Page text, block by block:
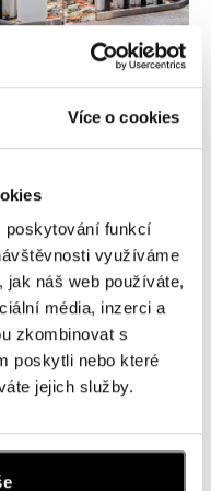
Více o cookies
poskytování funkcí
využíváme
jak náš web používáte,
média, inzerci a
zkombinovat s
poskytli nebo které
jejich služby.
Karolina,
Praha 5